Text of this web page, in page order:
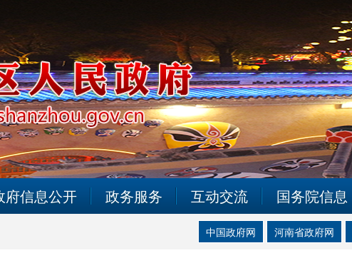
府信息公开 政务服务 互动交流 国务院信息
中国政府网 河南省政府网